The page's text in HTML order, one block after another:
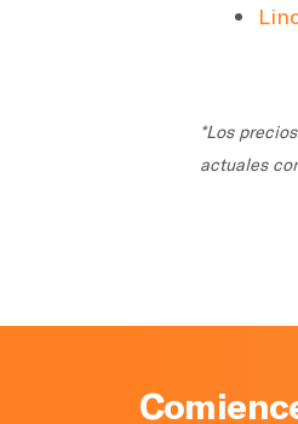
*Los
actuales